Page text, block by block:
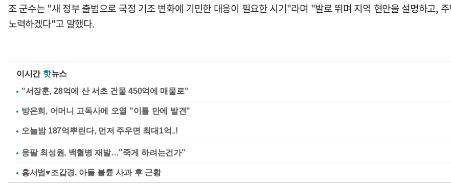
조 군수는 "새 정부 출범으로 국정 기조 변화에 기민한 대응이 필요한 시기"라며 "발로 뛰며 지역 현안을 설명하고,
노력하겠다"고 말했다.
이시간 핫뉴스
"서장훈, 28억에 산 서초 건물 450억에 매물로"
방은희, 어머니 고독사에 오열 "이틀 만에 발견"
응팔 최성원, 백혈병 재발…"죽게 하려는건가"
홍서범♥조갑경, 아들 불륜 사과 후 근황